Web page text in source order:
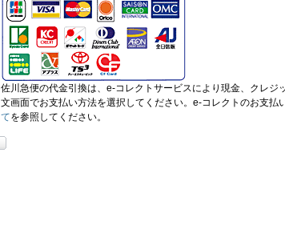
佐川急便の代金引換は、e-コレクトサービスにより現金、クレ
文画面でお支払い方法を選択してください。e-コレクトのお支払
てを参照してください。